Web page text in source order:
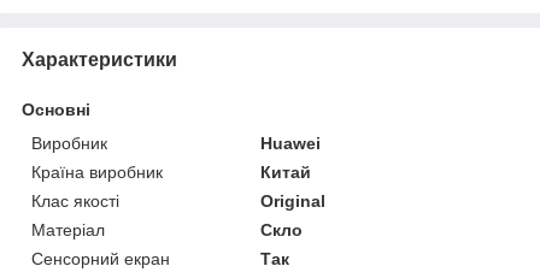
Характеристики
Основні
Виробник
Huawei
Країна виробник
Китай
Клас якості
Original
Матеріал
Скло
Сенсорний екран
Так